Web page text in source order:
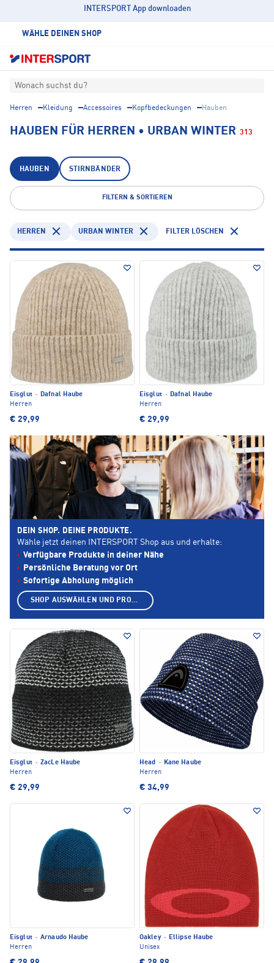
INTERSPORT App downloaden
WÄHLE DEINEN SHOP
Wonach suchst du?
Herren Kleidung Accessoires Kopfbedeckungen Hauben
HAUBEN FÜR HERREN • URBAN WINTER 313
HAUBEN STIRNBÄNDER
FILTERN & SORTIEREN
HERREN URBAN WINTER FILTER LÖSCHEN
Eisglut ·
Dafnal Haube
Herren
€ 29,99
Eisglut ·
Dafnal Haube
Herren
€ 29,99
Eisglut · ZacLe Haube
Herren
€ 29,99
Head · Kane Haube
Herren
€ 34,99
Eisglut · Arnaudo Haube
Herren
Oakley · Ellipse Haube
Unisex
DEIN SHOP. DEINE PRODUKTE.
Wähle jetzt deinen INTERSPORT Shop aus und erhalte:
Verfügbare Produkte in deiner Nähe
Persönliche Beratung vor Ort
Sofortige Abholung möglich
SHOP AUSWÄHLEN UND PRODUKTE ANZEIGEN